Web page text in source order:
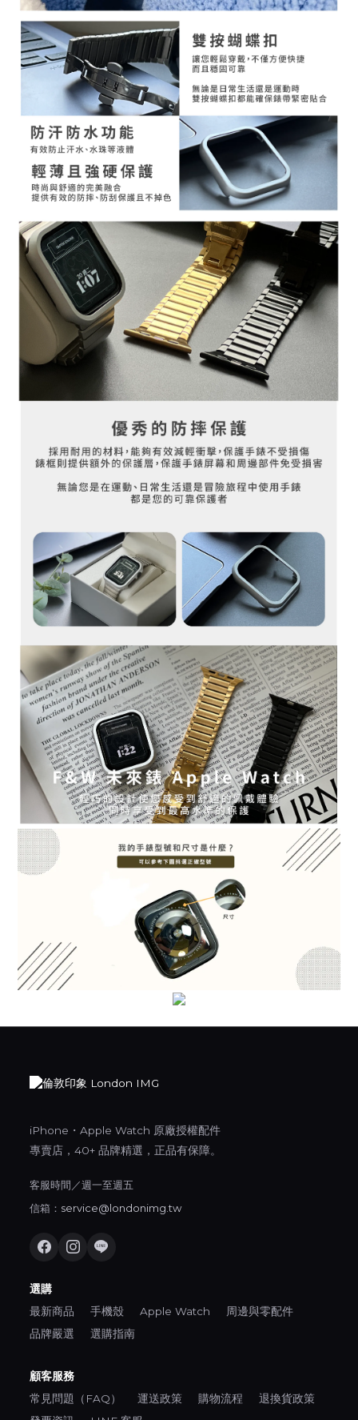
iPhone・Apple Watch 原廠授權配件
專賣店，40+ 品牌精選，正品有保障。
客服時間／週一至週五
信箱： service@londonimg.tw
選購
最新商品 手機殼 Apple Watch
周邊與零配件
品牌嚴選
選購指南
顧客服務
常見問題（FAQ） 運送政策 購物流程
退換貨政策